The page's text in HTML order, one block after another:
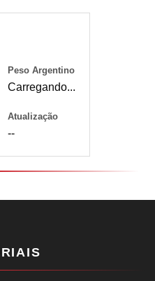
Peso Argentino
Carregando...
Atualização
--